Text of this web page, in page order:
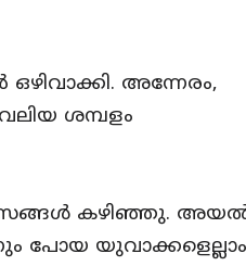
അന്നേരം,
ശമ്പളം
കഴിഞ്ഞു.
പോയ യുവാക്കളെല്ലാം